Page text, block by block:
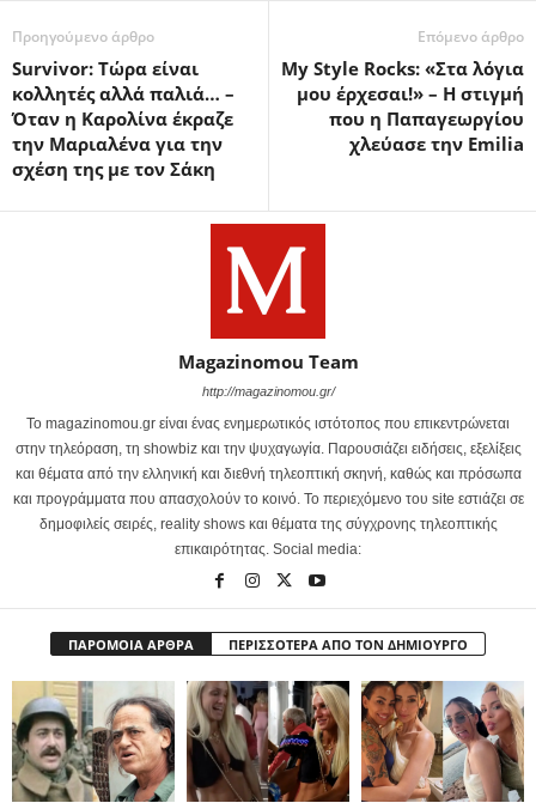
Προηγούμενο άρθρο
Survivor: Τώρα είναι
κολλητές αλλά παλιά… –
Όταν η Καρολίνα έκραζε
την Μαριαλένα για την
σχέση της με τον Σάκη
Επόμενο άρθρο
My Style Rocks: «Στα λόγια
μου έρχεσαι!» – Η στιγμή
που η Παπαγεωργίου
χλεύασε την Emilia
Magazinomou Team
http://magazinomou.gr/
Το magazinomou.gr είναι ένας ενημερωτικός ιστότοπος που επικεντρώνεται
στην τηλεόραση, τη showbiz και την ψυχαγωγία. Παρουσιάζει ειδήσεις, εξελίξεις
και θέματα από την ελληνική και διεθνή τηλεοπτική σκηνή, καθώς και πρόσωπα
και προγράμματα που απασχολούν το κοινό. Το περιεχόμενο του site εστιάζει σε
δημοφιλείς σειρές, reality shows και θέματα της σύγχρονης τηλεοπτικής
επικαιρότητας. Social media:
ΠΑΡΟΜΟΙΑ ΑΡΘΡΑ ΠΕΡΙΣΣΟΤΕΡΑ ΑΠΟ ΤΟΝ ΔΗΜΙΟΥΡΓΟ